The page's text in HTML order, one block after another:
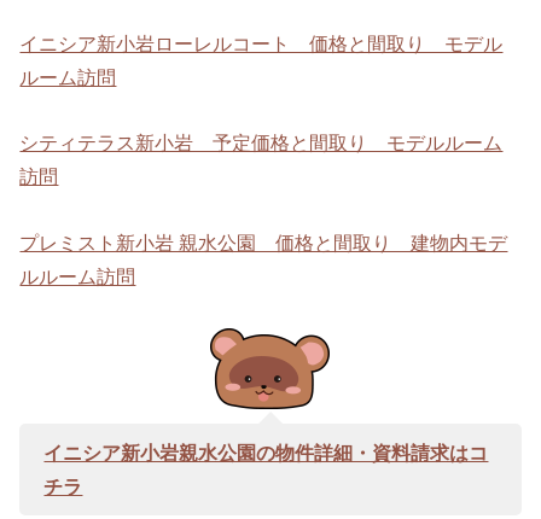
イニシア新小岩ローレルコート 価格と間取り モデル
ルーム訪問
シティテラス新小岩 予定価格と間取り モデルルーム
訪問
プレミスト新小岩 親水公園 価格と間取り 建物内モデ
ルルーム訪問
イニシア新小岩親水公園の物件詳細・資料請求はコ
チラ